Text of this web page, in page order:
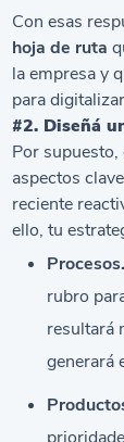
Con esas
hoja de ruta
la empresa y
para
#2. Diseñá
Por
aspectos
reciente
ello, tu
Procesos.
rubro
resultará
generará